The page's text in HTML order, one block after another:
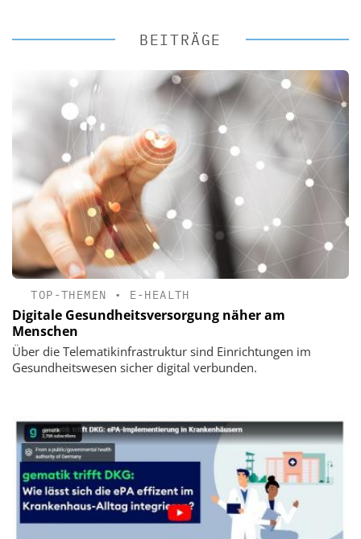
BEITRÄGE
TOP-THEMEN • E-HEALTH
Digitale Gesundheitsversorgung näher am
Menschen
Über die Telematikinfrastruktur sind Einrichtungen im
Gesundheitswesen sicher digital verbunden.